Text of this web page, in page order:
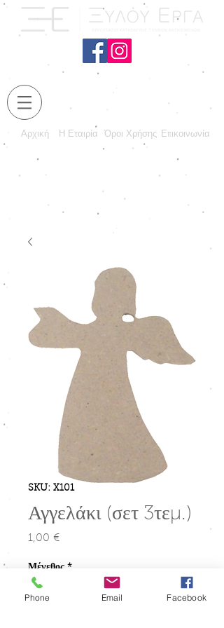
Αρχική Η Εταιρία Όροι Χρήσης Επικοινωνία
SKU: X101
Αγγελάκι (σετ 3τεμ.)
1,00 €Τιμή
Μέγεθος *
Phone Email Facebook